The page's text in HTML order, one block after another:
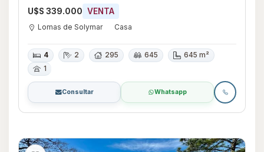
U$S 339.000 VENTA
Lomas de Solymar Casa
4 2 295 645
645 m²
1
Consultar Whatsapp